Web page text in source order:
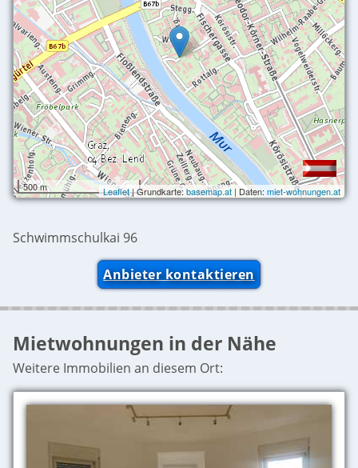
500 m Leaflet| Grundkarte:basemap.at| Daten: miet-wohnungen.at
Schwimmschulkai 96
Anbieter kontaktieren
Mietwohnungen in der Nähe
Weitere Immobilien an diesem Ort: